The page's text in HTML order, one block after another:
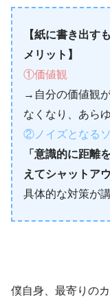
【紙に書き出す
メリット】
①価値観
→自分の価値観
なくなり、あら
②ノイズとなる
「意識的に距離
えてシャットア
具体的な対策が
僕自身、最寄りの